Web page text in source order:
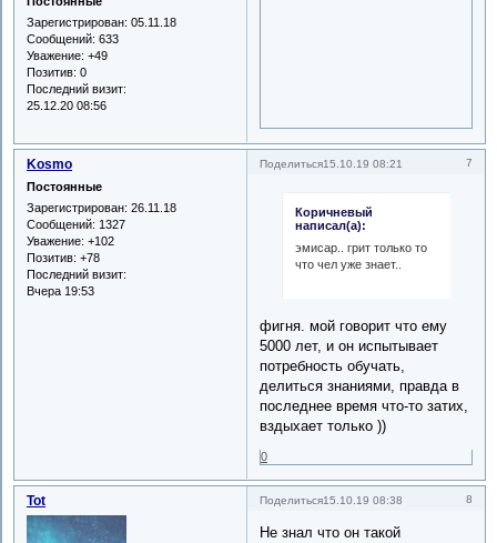
Зарегистрирован: 05.11.18
Сообщений: 633
Уважение: +49
Позитив: 0
Последний визит:
25.12.20 08:56
Поделиться 7
15.10.19 08:21
Kosmo
Постоянные
Зарегистрирован: 26.11.18
Сообщений: 1327
Уважение: +102
Позитив: +78
Последний визит:
Вчера 19:53
Коричневый
написал(а):
эмисар.. грит только то
что чел уже знает..
фигня. мой говорит что ему
5000 лет, и он испытывает
потребность обучать,
делиться знаниями, правда в
последнее время что-то затих,
вздыхает только ))
0
Поделиться 8
15.10.19 08:38
Tot
Не знал что он такой